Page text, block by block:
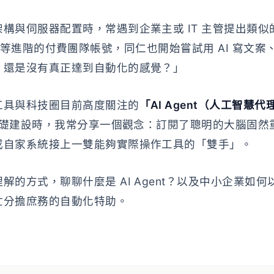
與伺服器配置時，常遇到企業主或 IT 主管提出類
進階的付費團隊帳號，同仁也開始嘗試用 AI 寫文案
是沒有真正達到自動化的感覺？」
與科技圈目前高度關注的 「AI Agent（人工智慧代
建設時，我常分享一個觀念：訂閱了聰明的大腦固
家系統接上一雙能夠實際操作工具的「雙手」。
的方式，聊聊什麼是 AI Agent？以及中小企業如何
擔庶務的自動化特助。